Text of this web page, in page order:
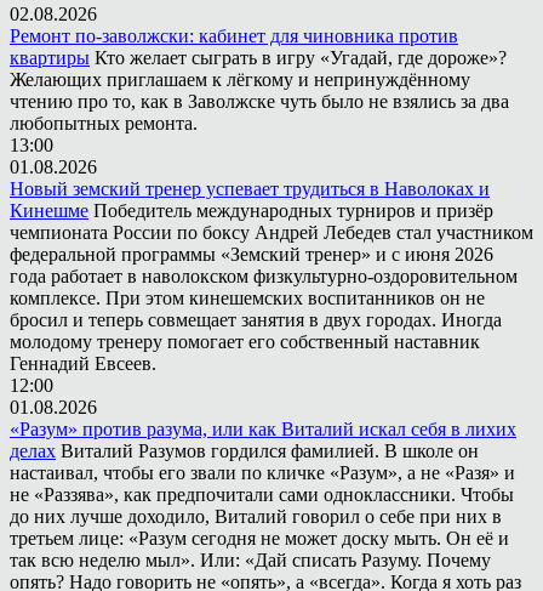
02.08.2026
Ремонт по-заволжски: кабинет для чиновника против
квартиры Кто желает сыграть в игру «Угадай, где дороже»?
Желающих приглашаем к лёгкому и непринуждённому
чтению про то, как в Заволжске чуть было не взялись за два
любопытных ремонта.
13:00
01.08.2026
Новый земский тренер успевает трудиться в Наволоках и
Кинешме Победитель международных турниров и призёр
чемпионата России по боксу Андрей Лебедев стал участником
федеральной программы «Земский тренер» и с июня 2026
года работает в наволокском физкультурно-оздоровительном
комплексе. При этом кинешемских воспитанников он не
бросил и теперь совмещает занятия в двух городах. Иногда
молодому тренеру помогает его собственный наставник
Геннадий Евсеев.
12:00
01.08.2026
«Разум» против разума, или как Виталий искал себя в лихих
делах Виталий Разумов гордился фамилией. В школе он
настаивал, чтобы его звали по кличке «Разум», а не «Разя» и
не «Раззява», как предпочитали сами одноклассники. Чтобы
до них лучше доходило, Виталий говорил о себе при них в
третьем лице: «Разум сегодня не может доску мыть. Он её и
так всю неделю мыл». Или: «Дай списать Разуму. Почему
опять? Надо говорить не «опять», а «всегда». Когда я хоть раз